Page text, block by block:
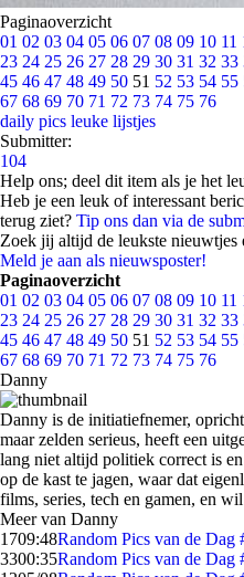
Paginaoverzicht
01 02 03 04 05 06 07 08 09 10 11
23 24 25 26 27 28 29 30 31 32 33
45 46 47 48 49 50 51 52 53 54 55
67 68 69 70 71 72 73 74 75 76
daily pics leuke lijstjes
Submitter:
104
Help ons; deel dit item als je het
Heb je een leuk of interessant
terug ziet? Tip ons dan via de
Zoek jij altijd de leukste nieuwtjes
Meld je aan als nieuwsposter!
Paginaoverzicht
01 02 03 04 05 06 07 08 09 10 11
23 24 25 26 27 28 29 30 31 32 33
45 46 47 48 49 50 51 52 53 54 55
67 68 69 70 71 72 73 74 75 76
Danny
Danny is de initiatiefnemer,
maar zelden serieus, heeft een
lang niet altijd politiek correct is
op de kast te jagen, waar dat
films, series, tech en gamen, en
Meer van Danny
1709:48Random Pics van de Dag
3300:35Random Pics van de Dag